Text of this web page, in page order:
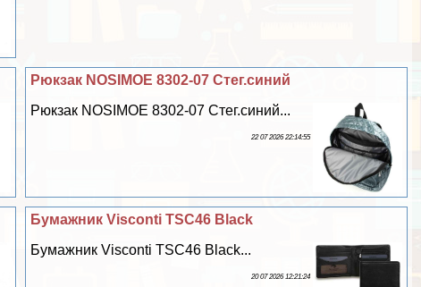
Рюкзак NOSIMOE 8302-07 Стег.синий
Рюкзак NOSIMOE 8302-07 Стег.синий...
22 07 2026 22:14:55
Бумажник Visconti TSC46 Black
Бумажник Visconti TSC46 Black...
20 07 2026 12:21:24